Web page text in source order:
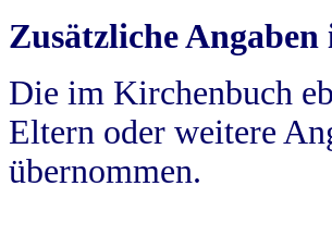
Zusätzliche
Die im Kirchenbuch
Eltern oder weitere
übernommen.